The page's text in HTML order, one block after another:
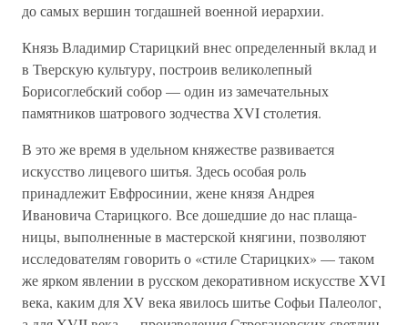
до самых вершин тогдашней военной иерархии.
Князь Владимир Старицкий внес определенный вклад и
в Тверскую культуру, построив великолепный
Борисоглебский собор — один из замечательных
памятников шатрового зодчества XVI столетия.
В это же время в удельном княжестве развивается
искусство лицевого шитья. Здесь особая роль
принадлежит Евфросинии, жене князя Андрея
Ивановича Старицкого. Все дошедшие до нас плаща-
ницы, выполненные в мастерской княгини, позволяют
исследователям говорить о «стиле Старицких» — таком
же ярком явлении в русском декоративном искусстве XVI
века, каким для XV века явилось шитье Софьи Палеолог,